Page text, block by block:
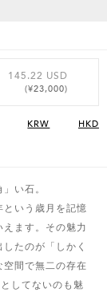
145.22 USD
(¥23,000)
KRW HKD
い石。
という歳月を記憶
ます。その魅力
たのが「しかく
空間で無二の存在
してないのも魅